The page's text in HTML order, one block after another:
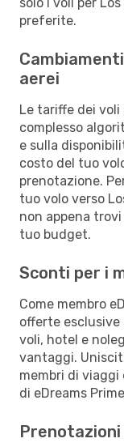
preferite.
aerei
Le tariffe dei
complesso
e sulla
costo del tuo
prenotazione.
tuo volo verso
non appena
tuo budget.
Sconti per i
Come membro
offerte esclusive
voli, hotel e
vantaggi.
membri di
di eDreams